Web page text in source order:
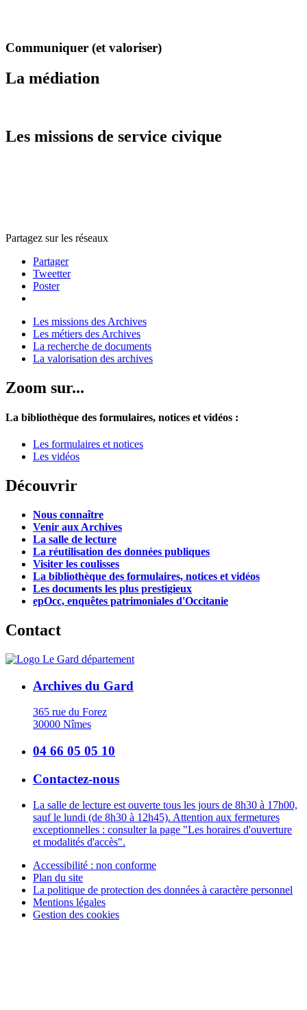
Communiquer (et valoriser)
La médiation
Les missions de service civique
Partagez sur les réseaux
Partager
Tweetter
Poster
Les missions des Archives
Les métiers des Archives
La recherche de documents
La valorisation des archives
Zoom sur...
La bibliothèque des formulaires, notices et vidéos :
Les formulaires et notices
Les vidéos
Découvrir
Nous connaître
Venir aux Archives
La salle de lecture
La réutilisation des données publiques
Visiter les coulisses
La bibliothèque des formulaires, notices et vidéos
Les documents les plus prestigieux
epOcc, enquêtes patrimoniales d'Occitanie
Contact
Archives du Gard
365 rue du Forez
30000 Nîmes
04 66 05 05 10
Contactez-nous
La salle de lecture est ouverte tous les jours de 8h30 à 17h00,
sauf le lundi (de 8h30 à 12h45). Attention aux fermetures
exceptionnelles : consulter la page "Les horaires d'ouverture
et modalités d'accès".
Accessibilité : non conforme
Plan du site
La politique de protection des données à caractère personnel
Mentions légales
Gestion des cookies